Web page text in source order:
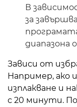
В
за
диапазона
Зависи от
Например, ако
изплакване и
с 20 минути.